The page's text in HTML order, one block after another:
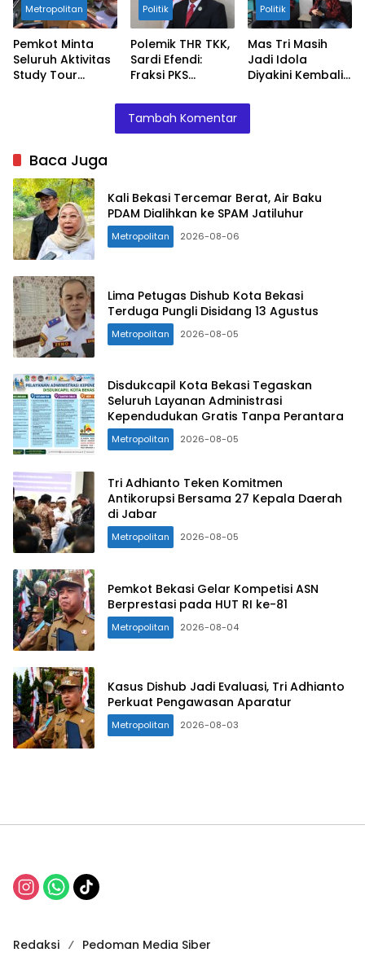
Metropolitan
Pemkot Minta
Seluruh Aktivitas
Study Tour
Politik
Polemik THR TKK,
Sardi Efendi:
Fraksi PKS
Segera Cairkan
Politik
Mas Tri Masih
Jadi Idola
Diyakini Kembali
Bekasi
Tambah Komentar
Baca Juga
Kali Bekasi Tercemar Berat, Air Baku
PDAM Dialihkan ke SPAM Jatiluhur
Metropolitan 2026-08-06
Lima Petugas Dishub Kota Bekasi
Terduga Pungli Disidang 13 Agustus
Metropolitan 2026-08-05
Disdukcapil Kota Bekasi Tegaskan
Seluruh Layanan Administrasi
Kependudukan Gratis Tanpa Perantara
Metropolitan 2026-08-05
Tri Adhianto Teken Komitmen
Antikorupsi Bersama 27 Kepala Daerah
di Jabar
Metropolitan 2026-08-05
Pemkot Bekasi Gelar Kompetisi ASN
Berprestasi pada HUT RI ke-81
Metropolitan 2026-08-04
Kasus Dishub Jadi Evaluasi, Tri Adhianto
Perkuat Pengawasan Aparatur
Metropolitan 2026-08-03
Redaksi Pedoman Media Siber